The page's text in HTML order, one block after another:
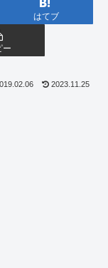
はてブ
ー
2023.11.25